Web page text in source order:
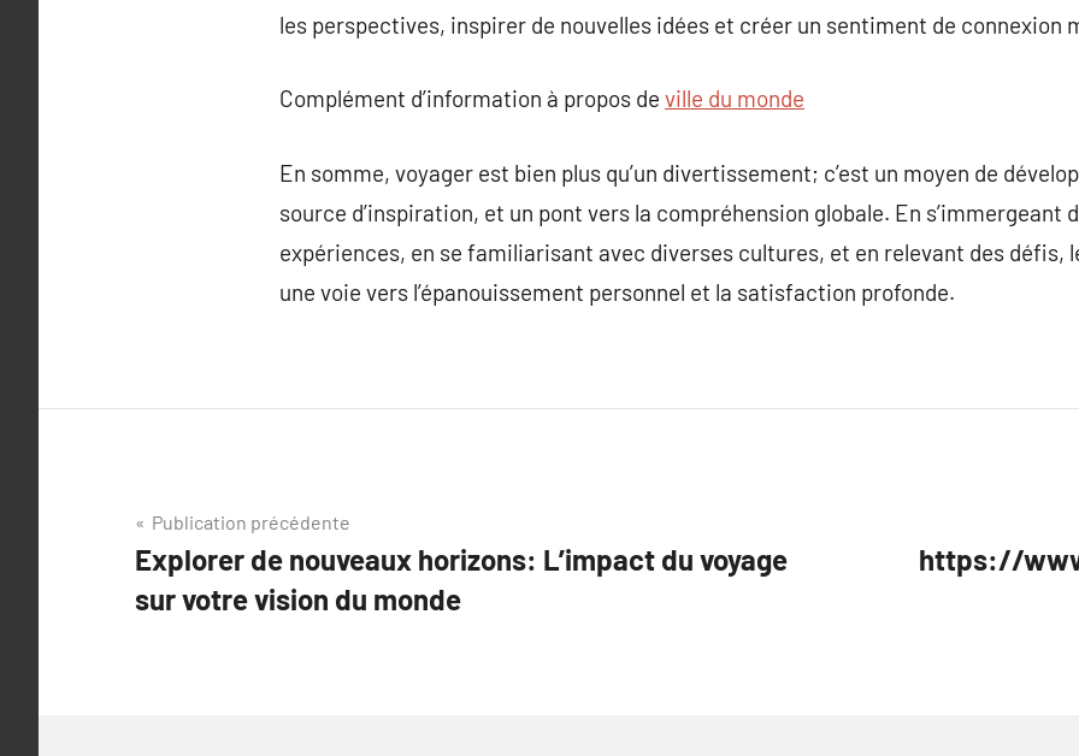
les perspectives, inspirer de nouvelles idées et créer un sentiment de connexion
Complément d’information à propos de ville du monde
En somme, voyager est bien plus qu’un divertissement; c’est un moyen de
source d’inspiration, et un pont vers la compréhension globale. En s’immergeant
expériences, en se familiarisant avec diverses cultures, et en relevant des défis,
une voie vers l’épanouissement personnel et la satisfaction profonde.
Navigation
de
l’article
Publication précédente
Explorer de nouveaux horizons: L’impact du voyage
sur votre vision du monde
https://